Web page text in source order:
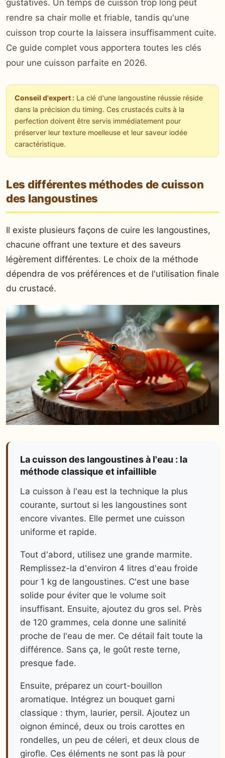
gustatives. Un temps de cuisson trop long peut
rendre sa chair molle et friable, tandis qu'une
cuisson trop courte la laissera insuffisamment cuite.
Ce guide complet vous apportera toutes les clés
pour une cuisson parfaite en 2026.
Conseil d'expert : La clé d'une langoustine réussie réside
dans la précision du timing. Ces crustacés cuits à la
perfection doivent être servis immédiatement pour
préserver leur texture moelleuse et leur saveur iodée
caractéristique.
Les différentes méthodes de cuisson
des langoustines
Il existe plusieurs façons de cuire les langoustines,
chacune offrant une texture et des saveurs
légèrement différentes. Le choix de la méthode
dépendra de vos préférences et de l'utilisation finale
du crustacé.
La cuisson des langoustines à l'eau : la
méthode classique et infaillible
La cuisson à l'eau est la technique la plus
courante, surtout si les langoustines sont
encore vivantes. Elle permet une cuisson
uniforme et rapide.
Tout d'abord, utilisez une grande marmite.
Remplissez-la d'environ 4 litres d'eau froide
pour 1 kg de langoustines. C'est une base
solide pour éviter que le volume soit
insuffisant. Ensuite, ajoutez du gros sel. Près
de 120 grammes, cela donne une salinité
proche de l'eau de mer. Ce détail fait toute la
différence. Sans ça, le goût reste terne,
presque fade.
Ensuite, préparez un court-bouillon
aromatique. Intégrez un bouquet garni
classique : thym, laurier, persil. Ajoutez un
oignon émincé, deux ou trois carottes en
rondelles, un peu de céleri, et deux clous de
girofle. Ces éléments ne sont pas là pour